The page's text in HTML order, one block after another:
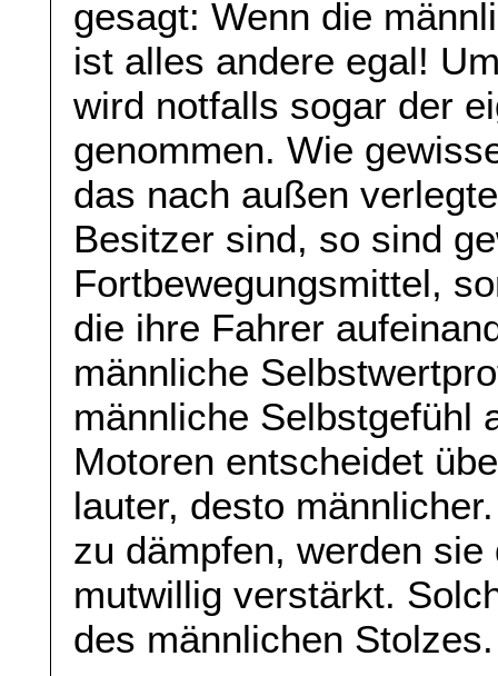
gesagt: Wenn die
ist alles andere egal!
wird notfalls sogar der
genommen. Wie
das nach außen
Besitzer sind, so sind
Fortbewegungsmittel,
die ihre Fahrer
männliche
männliche Selbstgefühl
Motoren entscheidet
lauter, desto
zu dämpfen, werden
mutwillig verstärkt.
des männlichen Stolzes.